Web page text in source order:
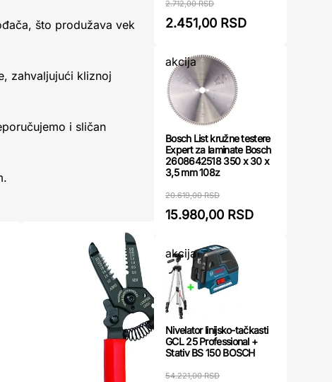
što produžava vek
zahvaljujući kliznoj
i sličan
2.712,00 RSD
2.451,00 RSD
akcija
Bosch List kružne testere
Expert za laminate Bosch
2608642518 350 x 30 x
3,5 mm 108z
20.619,00 RSD
15.980,00 RSD
akcija
Nivelator linijsko-tačkasti
GCL 25 Professional +
Stativ BS 150 BOSCH
54.221,00 RSD